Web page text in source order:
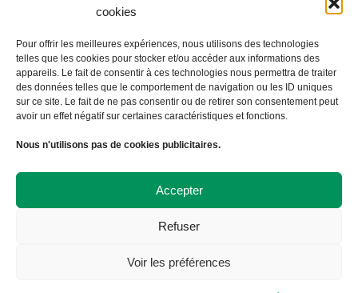
cookies
Pour offrir les meilleures expériences, nous utilisons des technologies
telles que les cookies pour stocker et/ou accéder aux informations des
appareils. Le fait de consentir à ces technologies nous permettra de traiter
des données telles que le comportement de navigation ou les ID uniques
sur ce site. Le fait de ne pas consentir ou de retirer son consentement peut
avoir un effet négatif sur certaines caractéristiques et fonctions.
Nous n'utilisons pas de cookies publicitaires.
Accepter
Refuser
Voir les préférences
←Évènement précédent Évènement suivant→
108 avenue Victor Hugo
09 72 57 35 57
contact@abicyclette-tulle.fr
Copyright 2023 Association À Bicyclette
Politique de cookies